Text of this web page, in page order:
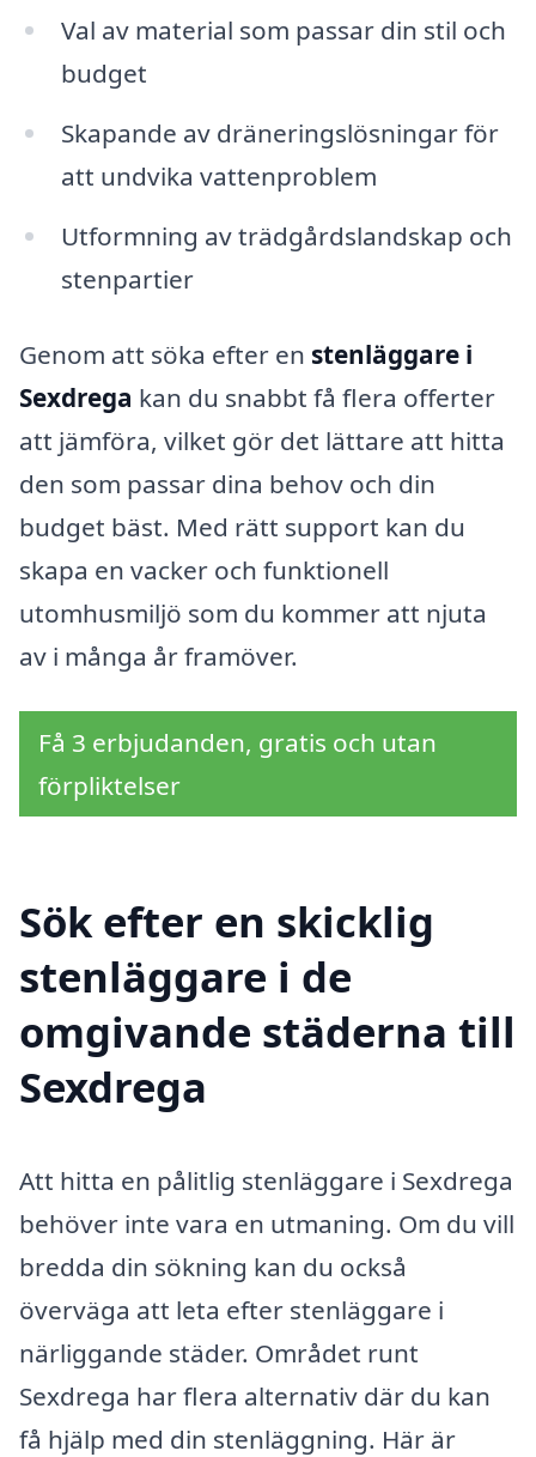
Val av material som passar din stil och
budget
Skapande av dräneringslösningar för
att undvika vattenproblem
Utformning av trädgårdslandskap och
stenpartier
Genom att söka efter en stenläggare i
Sexdrega kan du snabbt få flera offerter
att jämföra, vilket gör det lättare att hitta
den som passar dina behov och din
budget bäst. Med rätt support kan du
skapa en vacker och funktionell
utomhusmiljö som du kommer att njuta
av i många år framöver.
Få 3 erbjudanden, gratis och utan
förpliktelser
Sök efter en skicklig
stenläggare i de
omgivande städerna till
Sexdrega
Att hitta en pålitlig stenläggare i Sexdrega
behöver inte vara en utmaning. Om du vill
bredda din sökning kan du också
överväga att leta efter stenläggare i
närliggande städer. Området runt
Sexdrega har flera alternativ där du kan
få hjälp med din stenläggning. Här är